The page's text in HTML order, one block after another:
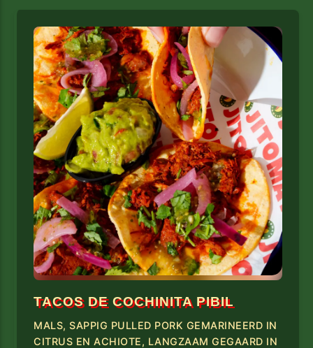
TACOS DE COCHINITA PIBIL
MALS, SAPPIG PULLED PORK GEMARINEERD IN
CITRUS EN ACHIOTE, LANGZAAM GEGAARD IN